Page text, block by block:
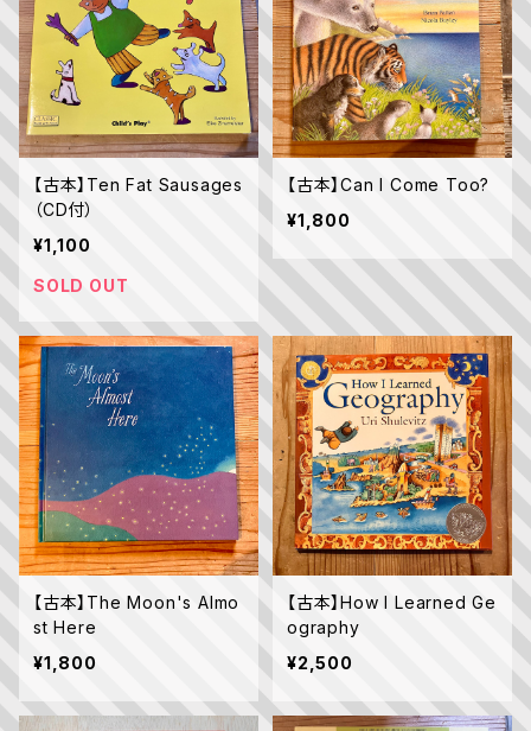
【古本】Ten Fat Sausages
（CD付）
¥1,100
SOLD OUT
【古本】Can I Come Too?
¥1,800
【古本】The Moon's Almo
st Here
¥1,800
【古本】How I Learned Ge
ography
¥2,500